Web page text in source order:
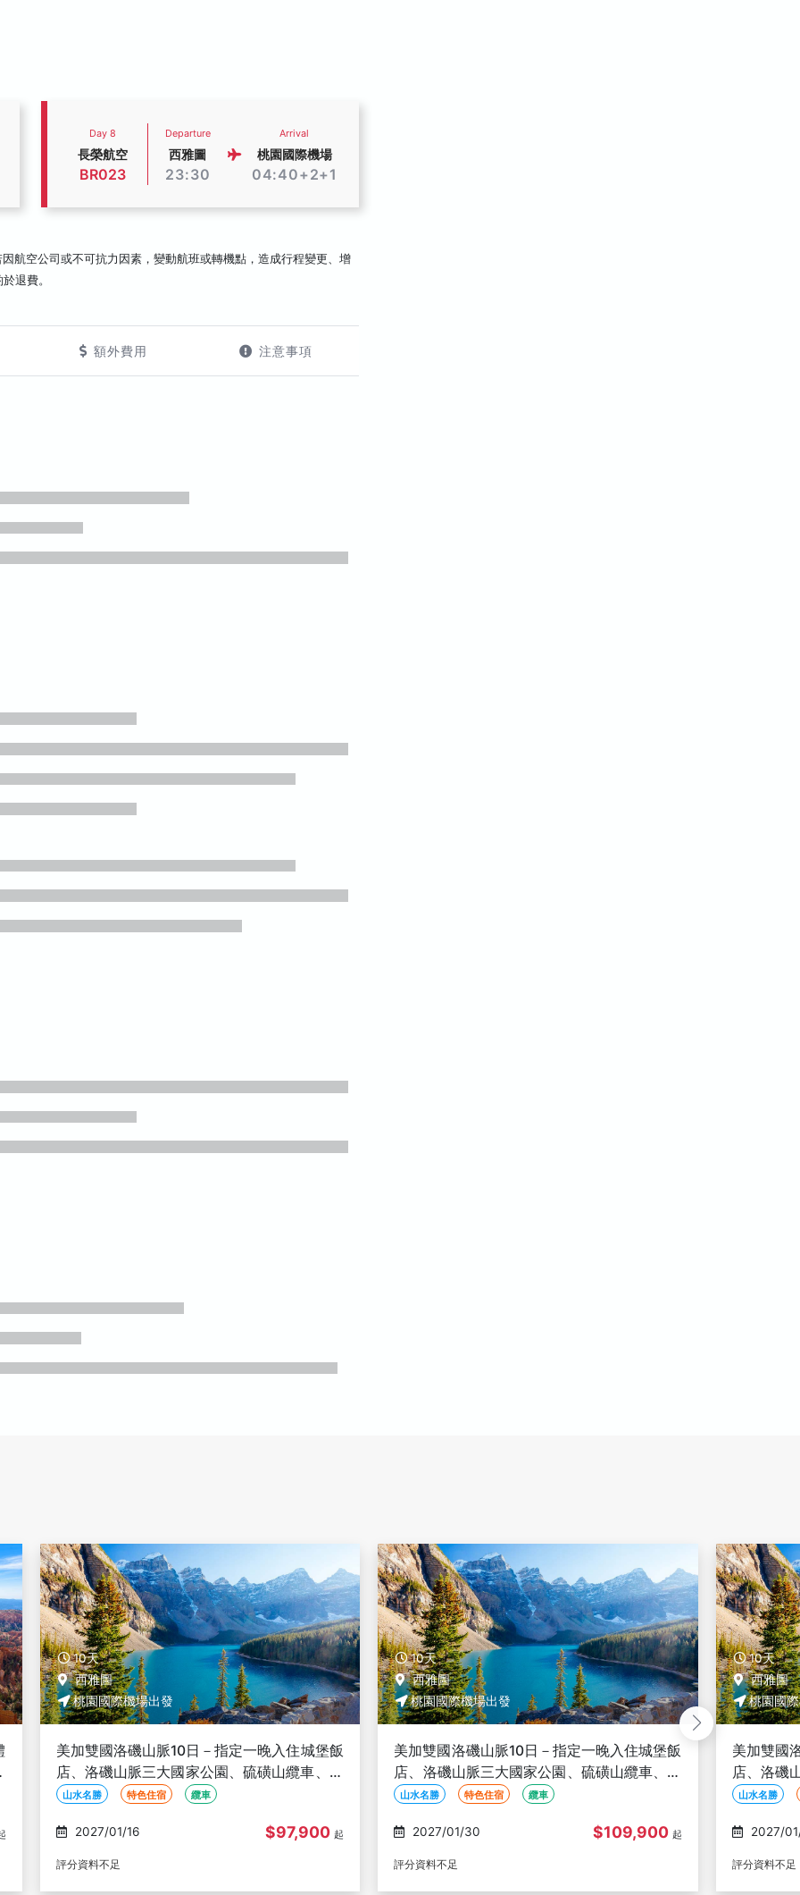
Day 8
長榮航空
BR023
Departure
西雅圖
23:30
Arrival
桃園國際機場
04:40+2+1
航空公司或不可抗力因素，變動航班或轉機點，造成行程變更、增
退費。
額外費用 注意事項
晚入住城堡飯
磺山纜車、溫
$97,900 起
桃園國際機場出發
美加雙國洛磯山脈10日－指定一晚入住城堡飯
店、洛磯山脈三大國家公園、硫磺山纜車、溫
哥華、西雅圖雙城 【長榮玩美加族】
山水名勝 特色住宿
$109,900 起
桃園國際機場出發
美加雙國洛磯山脈10日－指定一晚入住城堡飯
店、洛磯山脈三大國家公園、硫磺山纜車、溫
哥華、西雅圖雙城 【長榮玩美加族】
山水名勝 特色住宿
$109,900 起